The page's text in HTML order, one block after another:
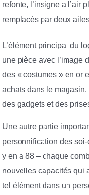
refonte, l’insigne a l’air
remplacés par deux
L’élément principal du
une pièce avec l’image
des « costumes » en or
achats dans le
des gadgets et des
Une autre partie
personnification des soi-
y en a 88 – chaque
nouvelles capacités qui
tel élément dans un